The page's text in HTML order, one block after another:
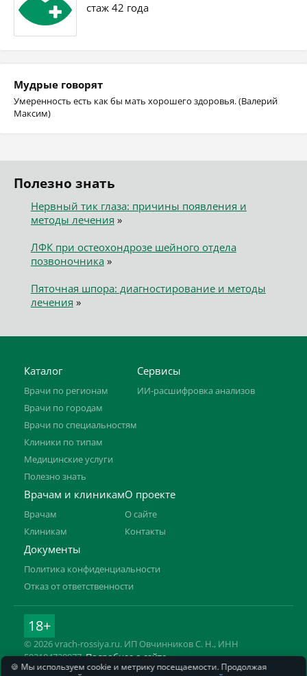
стаж 42 года
Мудрые говорят
Умеренность есть как бы мать хорошего здоровья. (Валерий
Максим)
Полезно знать
Нервный тик глаза: причины появления и
методы лечения »
ЛФК при остеохондрозе шейного отдела
позвоночника»
Пяточная шпора: диагностирование и методы
лечения »
Каталог
Врачи по регионам
Врачи по городам
Врачи по специальностям
Клиники по типам
Медицинские услуги
Полезно знать
Сервисы
ИИ-расшифровка анализов
Врачам и клиникам
Врачам
Клиникам
О проекте
О сайте
Контакты
Документы
Политика конфиденциальности
Отказ от ответственности
18+
© 2026 vrach-rossiya.ru. ИП Овчинников С. Н., ИНН
592104728977.Подробнее о сайте
Информация на сайте не заменяет приём врача. Имеются
🍪 Мы используем cookie и метрику посещаемости. Продолжая